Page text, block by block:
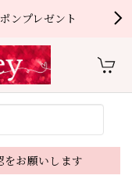
ンプレゼント
をお願いします